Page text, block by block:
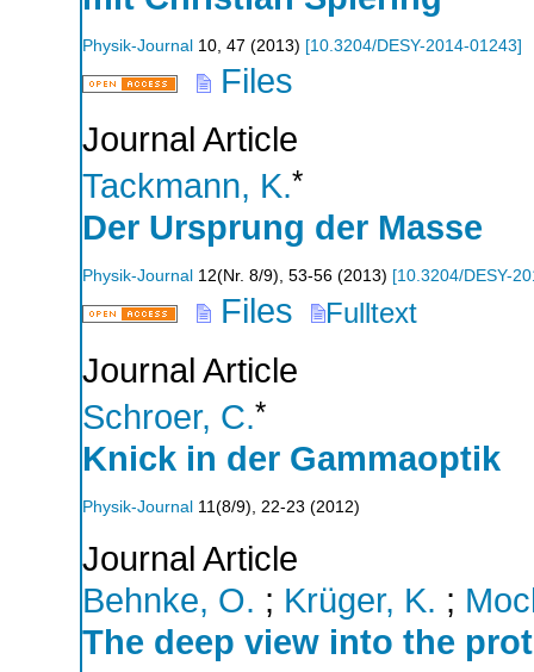
Physik-Journal 10 47 (2013) [10.3204/DESY-2014-01243]
Files
Journal Article
Tackmann, K.*
Der Ursprung der Masse
Physik-Journal 12(Nr. 8/9), 53-56 (2013) [10.3204/DESY-
Files Fulltext
Journal Article
Schroer, C.*
Knick in der Gammaoptik
Physik-Journal 11(8/9), 22-23 (2012)
Journal Article
Behnke, O. ; Krüger, K. ;
The deep view into the